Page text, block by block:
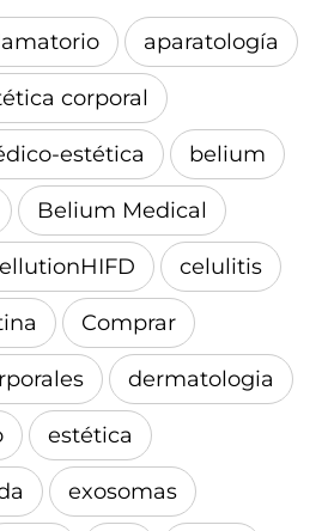
aparatología
corporal
estética belium
Belium Medical
celulitis
Comprar
dermatologia
estética
exosomas